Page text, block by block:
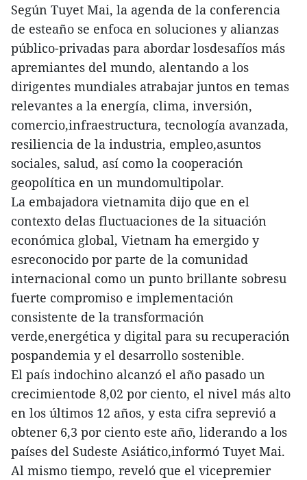
Según Tuyet Mai, la agenda de la conferencia
de esteaño se enfoca en soluciones y alianzas
público-privadas para abordar losdesafíos más
apremiantes del mundo, alentando a los
dirigentes mundiales atrabajar juntos en temas
relevantes a la energía, clima, inversión,
comercio,infraestructura, tecnología avanzada,
resiliencia de la industria, empleo,asuntos
sociales, salud, así como la cooperación
geopolítica en un mundomultipolar.
La embajadora vietnamita dijo que en el
contexto delas fluctuaciones de la situación
económica global, Vietnam ha emergido y
esreconocido por parte de la comunidad
internacional como un punto brillante sobresu
fuerte compromiso e implementación
consistente de la transformación
verde,energética y digital para su recuperación
pospandemia y el desarrollo sostenible.
El país indochino alcanzó el año pasado un
crecimientode 8,02 por ciento, el nivel más alto
en los últimos 12 años, y esta cifra seprevió a
obtener 6,3 por ciento este año, liderando a los
países del Sudeste Asiático,informó Tuyet Mai.
Al mismo tiempo, reveló que el vicepremier